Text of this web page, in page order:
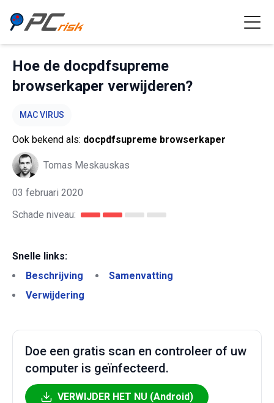
Hoe de docpdfsupreme
browserkaper verwijderen?
MAC VIRUS
Ook bekend als: docpdfsupreme browserkaper
Tomas Meskauskas
03 februari 2020
Schade niveau:
Snelle links:
Beschrijving
Samenvatting
Verwijdering
Doe een gratis scan en controleer of uw
computer is geïnfecteerd.
VERWIJDER HET NU (Android)